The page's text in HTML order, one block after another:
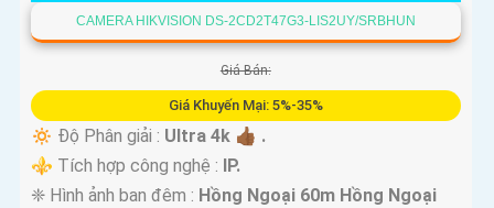
CAMERA HIKVISION DS-2CD2T47G3-LIS2UY/SRBHUN
Giá Bán:
Giá Khuyến Mại: 5%-35%
🔅 Độ Phân giải : Ultra 4k 👍🏾 .
⚜️ Tích hợp công nghệ : IP.
❈ Hình ảnh ban đêm : Hồng Ngoại 60m Hồng Ngoại